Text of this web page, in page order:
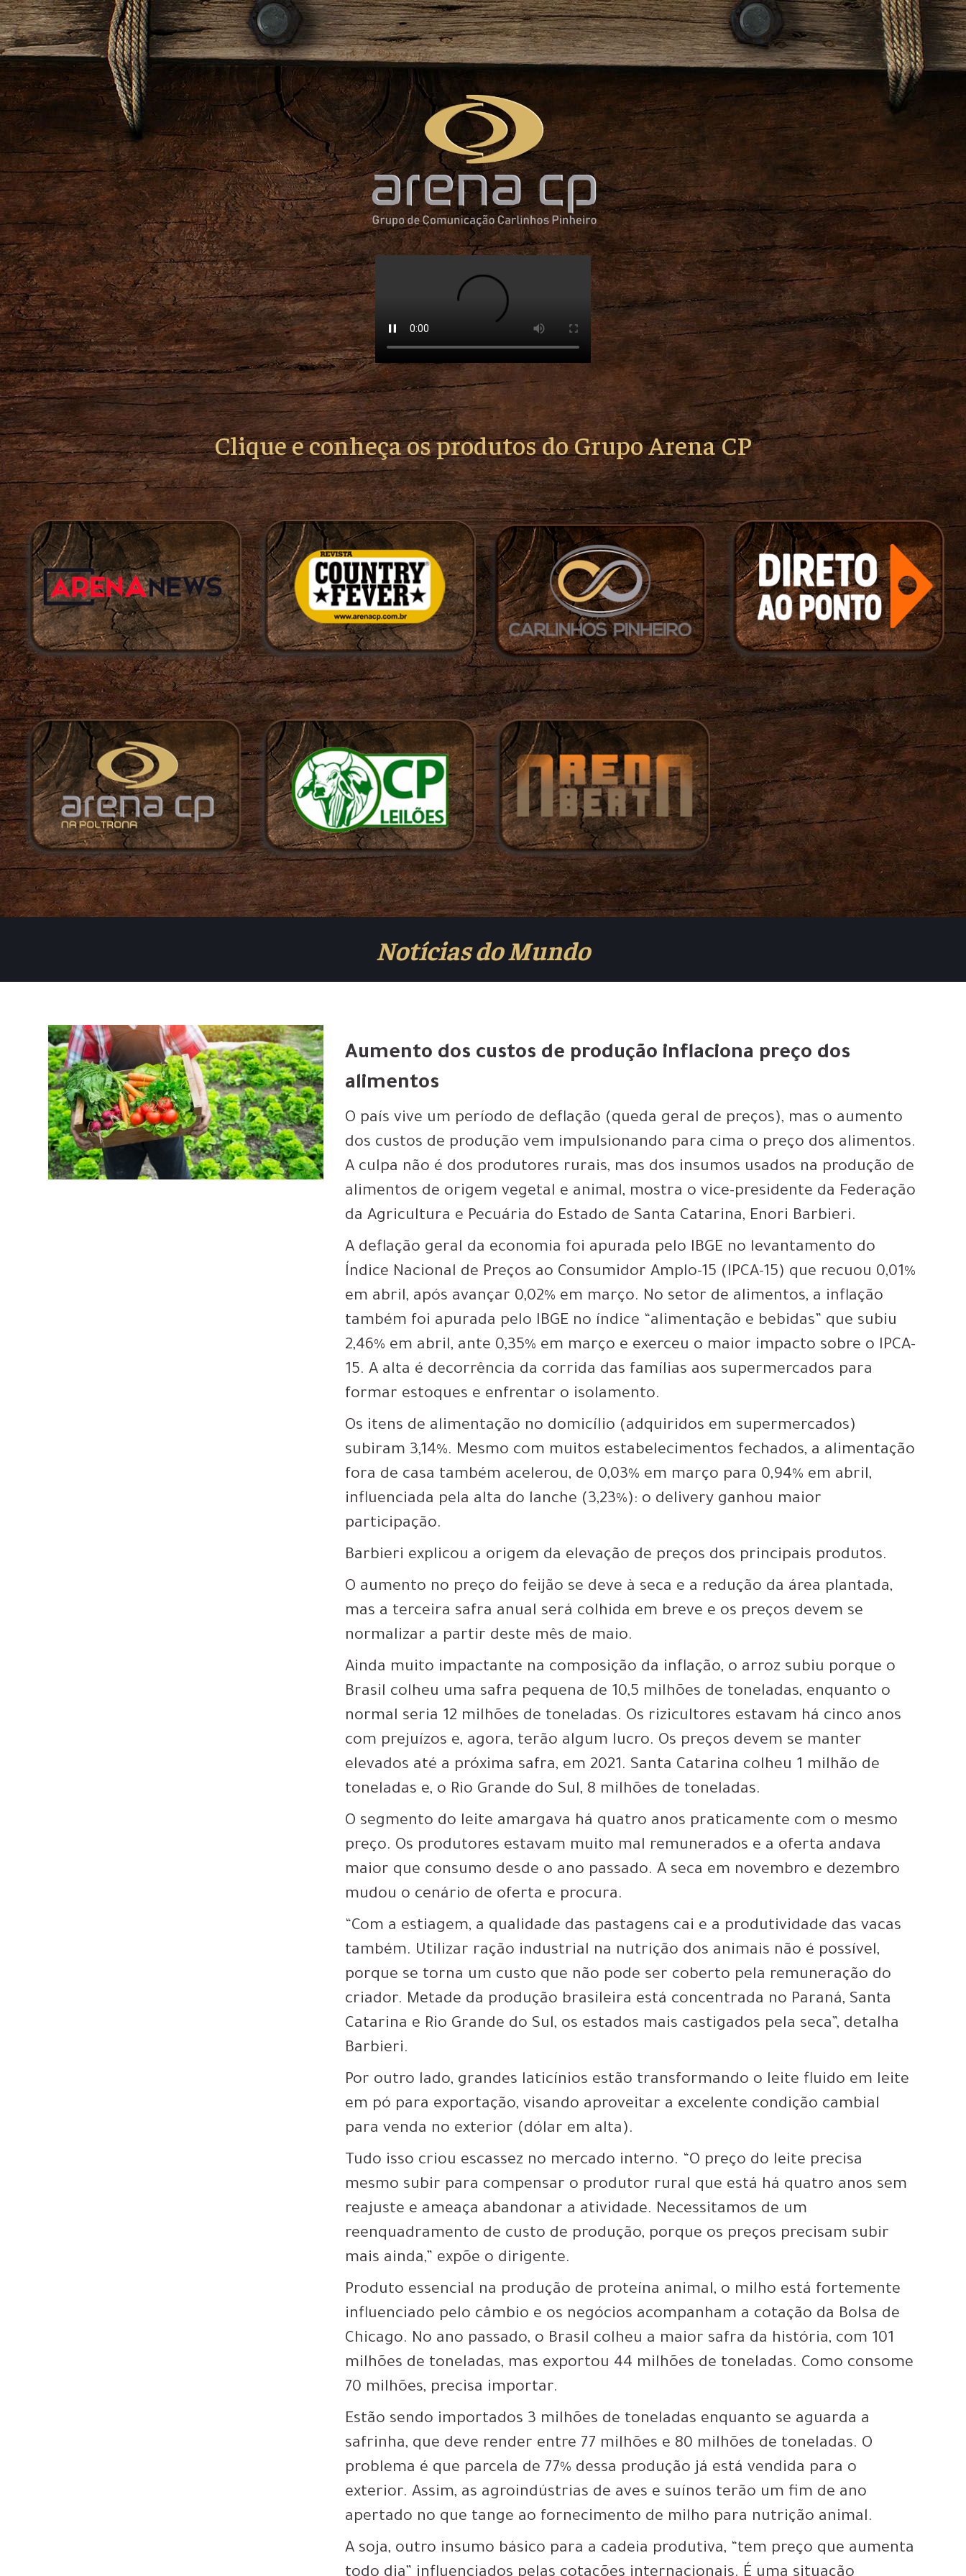
Clique e conheça os produtos do Grupo Arena CP
Notícias do Mundo
Aumento dos custos de produção inflaciona preço dos
alimentos
O país vive um período de deflação (queda geral de preços), mas o aumento
dos custos de produção vem impulsionando para cima o preço dos alimentos.
A culpa não é dos produtores rurais, mas dos insumos usados na produção de
alimentos de origem vegetal e animal, mostra o vice-presidente da Federação
da Agricultura e Pecuária do Estado de Santa Catarina, Enori Barbieri.
A deflação geral da economia foi apurada pelo IBGE no levantamento do
Índice Nacional de Preços ao Consumidor Amplo-15 (IPCA-15) que recuou 0,01%
em abril, após avançar 0,02% em março. No setor de alimentos, a inflação
também foi apurada pelo IBGE no índice “alimentação e bebidas” que subiu
2,46% em abril, ante 0,35% em março e exerceu o maior impacto sobre o IPCA-
15. A alta é decorrência da corrida das famílias aos supermercados para
formar estoques e enfrentar o isolamento.
Os itens de alimentação no domicílio (adquiridos em supermercados)
subiram 3,14%. Mesmo com muitos estabelecimentos fechados, a alimentação
fora de casa também acelerou, de 0,03% em março para 0,94% em abril,
influenciada pela alta do lanche (3,23%): o delivery ganhou maior
participação.
Barbieri explicou a origem da elevação de preços dos principais produtos.
O aumento no preço do feijão se deve à seca e a redução da área plantada,
mas a terceira safra anual será colhida em breve e os preços devem se
normalizar a partir deste mês de maio.
Ainda muito impactante na composição da inflação, o arroz subiu porque o
Brasil colheu uma safra pequena de 10,5 milhões de toneladas, enquanto o
normal seria 12 milhões de toneladas. Os rizicultores estavam há cinco anos
com prejuízos e, agora, terão algum lucro. Os preços devem se manter
elevados até a próxima safra, em 2021. Santa Catarina colheu 1 milhão de
toneladas e, o Rio Grande do Sul, 8 milhões de toneladas.
O segmento do leite amargava há quatro anos praticamente com o mesmo
preço. Os produtores estavam muito mal remunerados e a oferta andava
maior que consumo desde o ano passado. A seca em novembro e dezembro
mudou o cenário de oferta e procura.
“Com a estiagem, a qualidade das pastagens cai e a produtividade das vacas
também. Utilizar ração industrial na nutrição dos animais não é possível,
porque se torna um custo que não pode ser coberto pela remuneração do
criador. Metade da produção brasileira está concentrada no Paraná, Santa
Catarina e Rio Grande do Sul, os estados mais castigados pela seca”, detalha
Barbieri.
Por outro lado, grandes laticínios estão transformando o leite fluido em leite
em pó para exportação, visando aproveitar a excelente condição cambial
para venda no exterior (dólar em alta).
Tudo isso criou escassez no mercado interno. “O preço do leite precisa
mesmo subir para compensar o produtor rural que está há quatro anos sem
reajuste e ameaça abandonar a atividade. Necessitamos de um
reenquadramento de custo de produção, porque os preços precisam subir
mais ainda,” expõe o dirigente.
Produto essencial na produção de proteína animal, o milho está fortemente
influenciado pelo câmbio e os negócios acompanham a cotação da Bolsa de
Chicago. No ano passado, o Brasil colheu a maior safra da história, com 101
milhões de toneladas, mas exportou 44 milhões de toneladas. Como consome
70 milhões, precisa importar.
Estão sendo importados 3 milhões de toneladas enquanto se aguarda a
safrinha, que deve render entre 77 milhões e 80 milhões de toneladas. O
problema é que parcela de 77% dessa produção já está vendida para o
exterior. Assim, as agroindústrias de aves e suínos terão um fim de ano
apertado no que tange ao fornecimento de milho para nutrição animal.
A soja, outro insumo básico para a cadeia produtiva, “tem preço que aumenta